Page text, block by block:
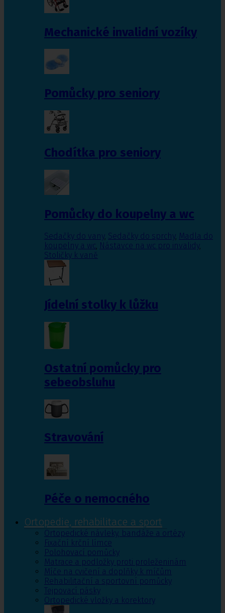
Mechanické invalidní vozíky
Pomůcky pro seniory
Chodítka pro seniory
Pomůcky do koupelny a wc
Sedačky do vany, Sedačky do sprchy, Madla do
koupelny a wc, Nástavce na wc pro invalidy,
Stoličky k vaně
Jídelní stolky k lůžku
Ostatní pomůcky pro
sebeobsluhu
Stravování
Péče o nemocného
Ortopedie, rehabilitace a sport
Ortopedické návleky, bandáže a ortézy
Fixační krční límce
Polohovací pomůcky
Matrace a podložky proti proleženinám
Míče na cvičení a doplňky k míčům
Rehabilitační a sportovní pomůcky
Tejpovací pásky
Ortopedické vložky a korektory